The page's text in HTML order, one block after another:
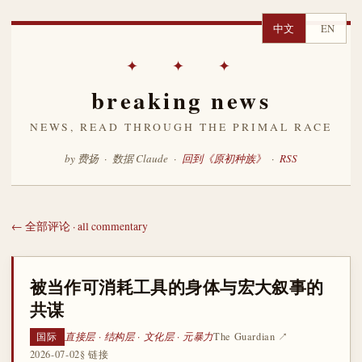
中文 EN
✦ ✦ ✦
breaking news
NEWS, READ THROUGH THE PRIMAL RACE
by 费扬 · 数据 Claude · 回到《原初种族》 · RSS
← 全部评论 · all commentary
被当作可消耗工具的身体与宏大叙事的
共谋
国际 直接层 · 结构层 · 文化层 · 元暴力The Guardian ↗
2026-07-02§ 链接